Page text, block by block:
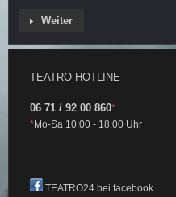
Weiter
TEATRO-HOTLINE
06 71 / 92 00 860*
*Mo-Sa 10:00 - 18:00 Uhr
TEATRO24 bei facebook